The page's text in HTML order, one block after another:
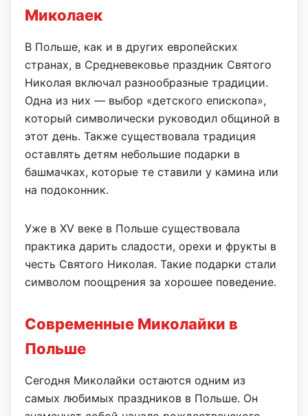
Миколаек
В Польше, как и в других европейских
странах, в Средневековье праздник Святого
Николая включал разнообразные традиции.
Одна из них — выбор «детского епископа»,
который символически руководил общиной в
этот день. Также существовала традиция
оставлять детям небольшие подарки в
башмачках, которые те ставили у камина или
на подоконник.
Уже в XV веке в Польше существовала
практика дарить сладости, орехи и фрукты в
честь Святого Николая. Такие подарки стали
символом поощрения за хорошее поведение.
Современные Миколайки в
Польше
Сегодня Миколайки остаются одним из
самых любимых праздников в Польше. Он